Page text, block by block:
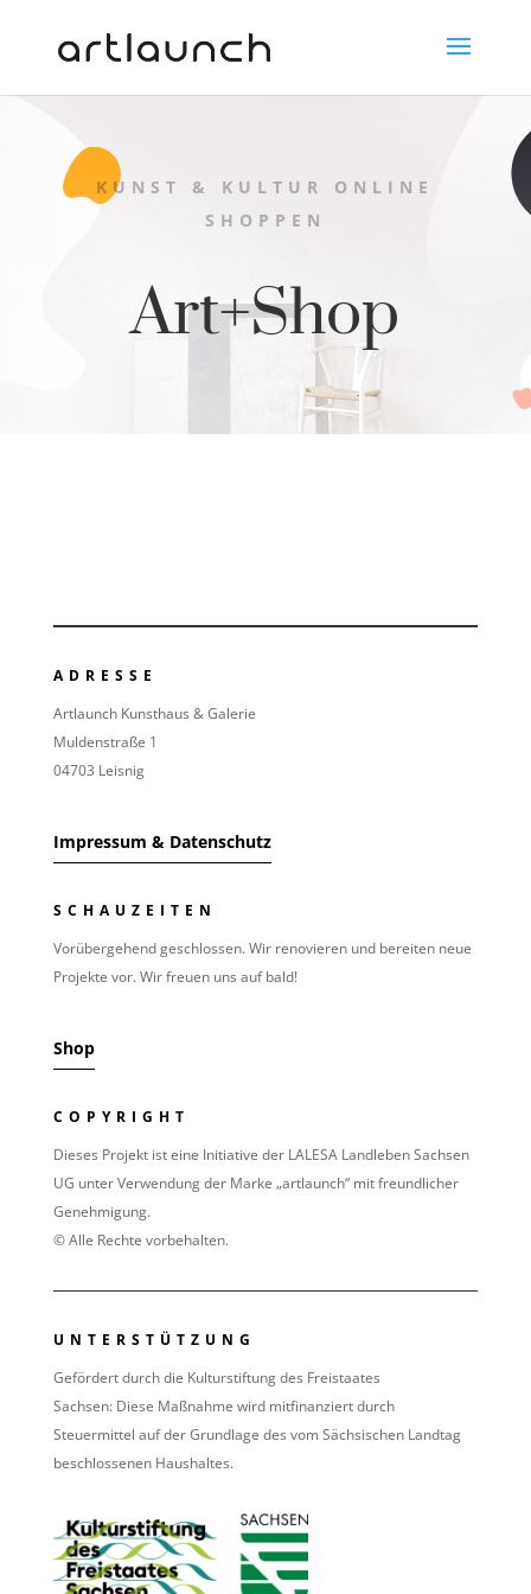
KUNST & KULTUR ONLINE
SHOPPEN
Art+Shop
ADRESSE
Artlaunch Kunsthaus & Galerie
Muldenstraße 1
04703 Leisnig
Impressum & Datenschutz
SCHAUZEITEN
Vorübergehend geschlossen. Wir renovieren und bereiten neue
Projekte vor. Wir freuen uns auf bald!
Shop
COPYRIGHT
Dieses Projekt ist eine Initiative der LALESA Landleben Sachsen
UG unter Verwendung der Marke „artlaunch“ mit freundlicher
Genehmigung.
© Alle Rechte vorbehalten.
UNTERSTÜTZUNG
Gefördert durch die Kulturstiftung des Freistaates
Sachsen: Diese Maßnahme wird mitfinanziert durch
Steuermittel auf der Grundlage des vom Sächsischen Landtag
beschlossenen Haushaltes.